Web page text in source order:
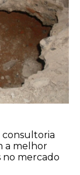
a melhor
no mercado